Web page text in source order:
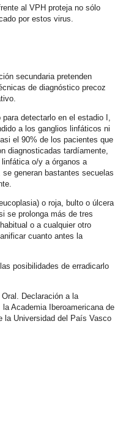
al VPH proteja no sólo
por estos virus.
secundaria pretenden
de diagnóstico precoz
detectarlo en el estadio I,
a los ganglios linfáticos ni
el 90% de los pacientes que
diagnosticadas tardíamente,
o/y a órganos a
generan bastantes secuelas
o roja, bulto o úlcera
se prolonga más de tres
o a cualquier otro
cuanto antes la
posibilidades de erradicarlo
Declaración a la
la Academia Iberoamericana de
la Universidad del País Vasco